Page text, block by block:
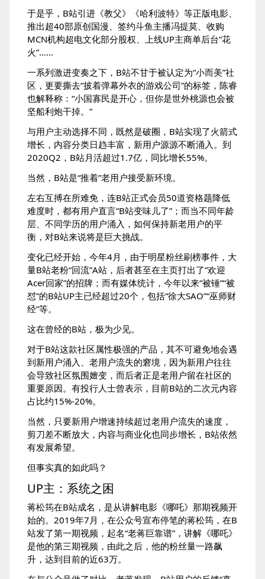
于是乎，B站引进《教父》《哈利波特》等正版电影、
推出超40部原创国漫、签约斗鱼主播冯提莫、收购
MCN机构超电文化部分股权、上线UP主商单后台“花
火”……
一系列激进变奏之下，B站不甘于被认定为“小而美”社
区，更要撕去“披着弹幕外衣的游戏公司”的标签，陈睿
也解释称：“小国寡民是开心，但你是世外桃源也会被
坚船利炮干掉。”
与用户主动选择不同，既然是破圈，B站实现了火箭式
增长，内容分类日趋丰富，新用户源源不断涌入。到
2020Q2，B站月活超过1.7亿，同比增长55%。
当然，B站是“推着”老用户接受新环境。
左右互搏在所难免，连B站正式会员50道资格题降低
难度时，都有用户直言“B站变味儿了”；而当不同年龄
层、不同学历的用户涌入，如何保持新老用户的平
衡，对B站来说将是巨大挑战。
变化已经开始，今年4月，由于明星粉丝刷榜事件，大
量B站老粉“回流”A站，后者甚至在主页打出了“欢迎
Acer回家”的招牌；而有媒体统计，今年以来“被锤”“被
怼”的B站UP主已经超过20个，包括“徐大SAO”“巫师财
经”等。
这在曾经的B站，极为少见。
对于B站这款社区属性极强的产品，其不可避免地会遇
到新用户涌入、老用户流失的窘境，因为新用户往往
会导致社区氛围嬗变，而后者正是老用户留在社区的
重要原因。有投行人士曾表示，目前B站的二次元内容
占比约15%-20%。
当然，只要新用户增速持续超过老用户流失的速度，
剪刀差不断放大，内容与商业化也同步增长，B站依然
有发展希望。
但事实真的如此吗？
UP主：系统之困
蒋松筠在B站成名，是从讲解电影《哪吒》那期视频开
始的。2019年7月，在公众号宣布停笔的蒋松筠，在B
站发了第一期视频，起名“老蒋巨靠谱”，讲解《哪吒》
是他的第三期视频，由此之后，他的粉丝量一路飙
升，达到目前的近63万。